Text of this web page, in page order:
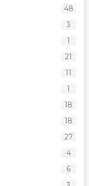
48
3
1
21
11
1
18
18
27
4
6